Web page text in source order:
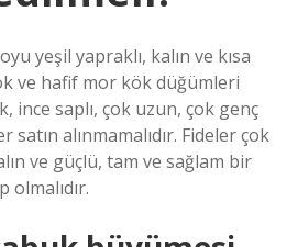
yeşil yapraklı, kalın ve kısa
ve hafif mor kök düğümleri
ince saplı, çok uzun, çok genç
satın alınmamalıdır. Fideler çok
ve güçlü, tam ve sağlam bir